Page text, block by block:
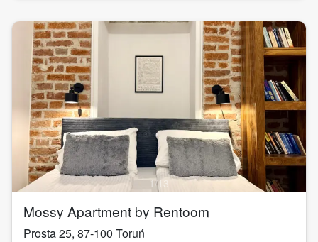
1 /13
Mossy Apartment by Rentoom
Prosta 25, 87-100 Toruń